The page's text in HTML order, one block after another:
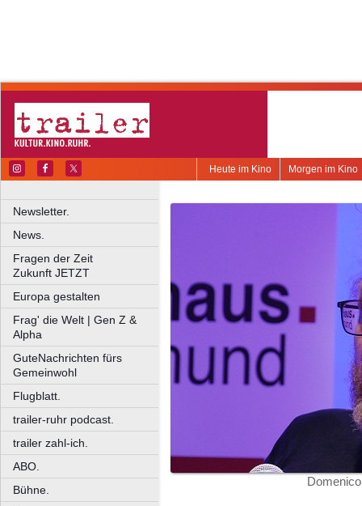
Morgen im Kino
Heute im Kino
Newsletter.
News.
Fragen der Zeit
Zukunft JETZT
Europa gestalten
Frag' die Welt | Gen Z &
Alpha
GuteNachrichten fürs
Gemeinwohl
Flugblatt.
trailer-ruhr podcast.
trailer zahl-ich.
ABO.
Bühne.